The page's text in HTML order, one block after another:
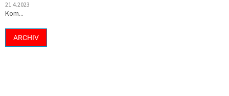
21.4.2023
Kom...
ARCHIV